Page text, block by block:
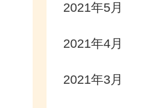
2021年5月
2021年4月
2021年3月